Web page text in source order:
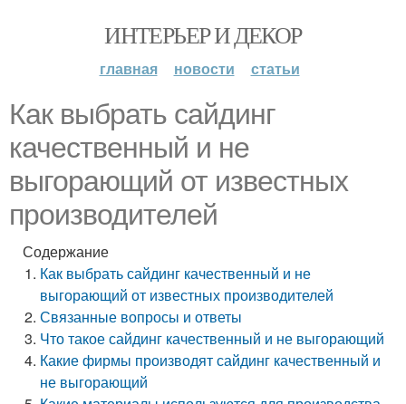
ИНТЕРЬЕР И ДЕКОР
главная новости статьи
Как выбрать сайдинг
качественный и не
выгорающий от известных
производителей
Содержание
Как выбрать сайдинг качественный и не
выгорающий от известных производителей
Связанные вопросы и ответы
Что такое сайдинг качественный и не выгорающий
Какие фирмы производят сайдинг качественный и
не выгорающий